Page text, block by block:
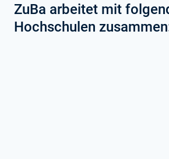
ZuBa arbeitet mit
Hochschulen